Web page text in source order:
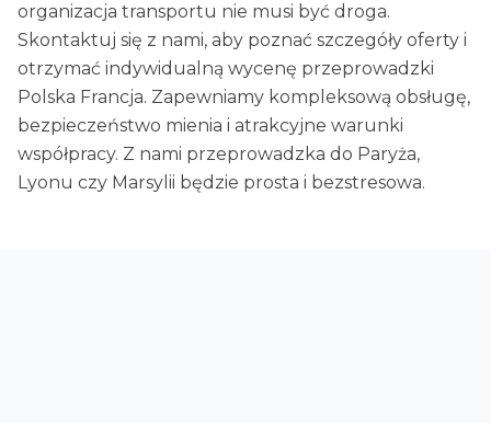
organizacja transportu nie musi być droga.
Skontaktuj się z nami, aby poznać szczegóły oferty i
otrzymać indywidualną wycenę przeprowadzki
Polska Francja. Zapewniamy kompleksową obsługę,
bezpieczeństwo mienia i atrakcyjne warunki
współpracy. Z nami przeprowadzka do Paryża,
Lyonu czy Marsylii będzie prosta i bezstresowa.